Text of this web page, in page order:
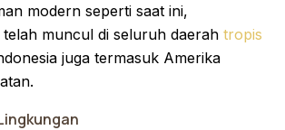
modern seperti saat ini,
muncul di seluruh daerah tropis
juga termasuk Amerika